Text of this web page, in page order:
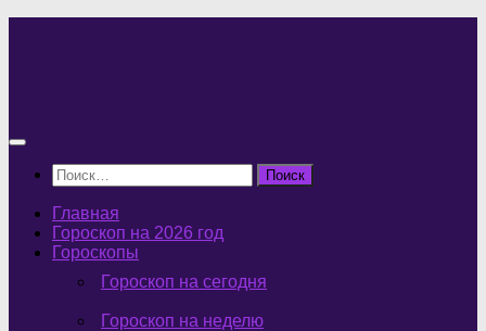
Найти:
Главная
Гороскоп на 2026 год
Гороскопы
Гороскоп на сегодня
Гороскоп на неделю